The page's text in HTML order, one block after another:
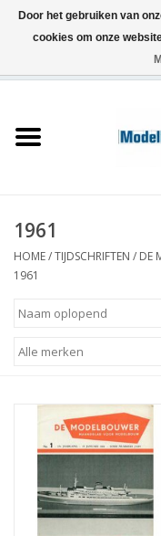
Schepen
Houtbouw
Machines
Tijdschriften
Nieuwe tekeningen
1961
HOME/TIJDSCHRIFTEN / DE
1961
Door het gebruiken van
cookies om onze